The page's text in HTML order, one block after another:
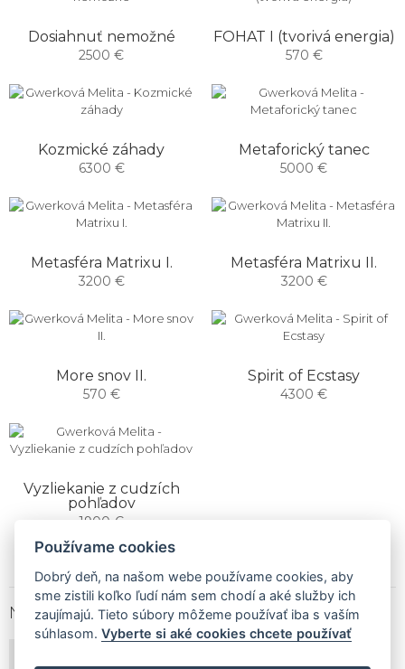
Dosiahnuť nemožné
2500 €
FOHAT I (tvorivá energia)
570 €
Kozmické záhady
6300 €
Metaforický tanec
5000 €
Metasféra Matrixu I.
3200 €
Metasféra Matrixu II.
3200 €
More snov II.
570 €
Spirit of Ecstasy
4300 €
Vyzliekanie z cudzích
pohľadov
1900 €
NEWSLETTER
Používame cookies
Dobrý deň, na našom webe používame cookies, aby
sme zistili koľko ľudí nám sem chodí a aké služby ich
zaujímajú. Tieto súbory môžeme používať iba s vaším
súhlasom.Vyberte si aké cookies chcete používať